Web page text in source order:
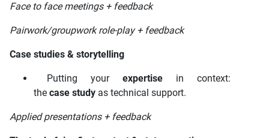
Face to face meetings + feedback
Pairwork/groupwork role-play + feedback
Case studies & storytelling
Putting your expertise in context:
the case study as technical support.
Applied presentations + feedback